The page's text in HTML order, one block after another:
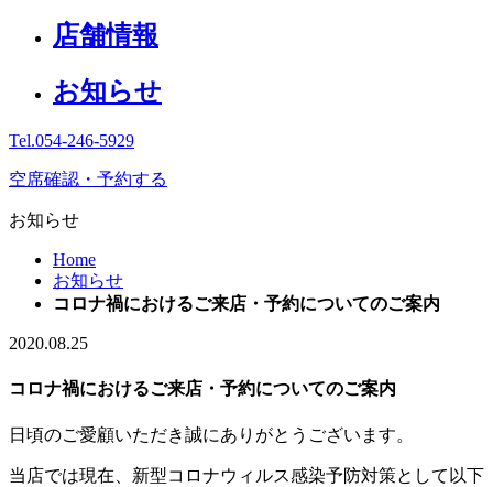
店舗情報
お知らせ
Tel.054-246-5929
空席確認・予約する
お知らせ
Home
お知らせ
コロナ禍におけるご来店・予約についてのご案内
2020.08.25
コロナ禍におけるご来店・予約についてのご案内
日頃のご愛顧いただき誠にありがとうございます。
当店では現在、新型コロナウィルス感染予防対策として以下